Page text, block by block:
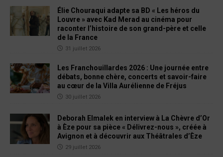
Élie Chouraqui adapte sa BD « Les héros du
Louvre » avec Kad Merad au cinéma pour
raconter l’histoire de son grand-père et celle
de la France
31 juillet 2026
Les Franchouillardes 2026 : Une journée entre
débats, bonne chère, concerts et savoir-faire
au cœur de la Villa Aurélienne de Fréjus
30 juillet 2026
Deborah Elmalek en interview à La Chèvre d’Or
à Èze pour sa pièce « Délivrez-nous », créée à
Avignon et à découvrir aux Théâtrales d’Èze
29 juillet 2026